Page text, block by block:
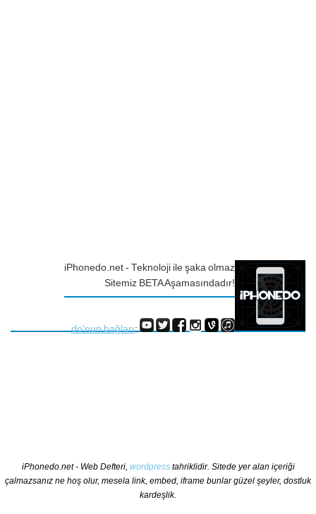
iPhonedo.net - Teknoloji ile şaka olmaz
Sitemiz BETA Aşamasındadır!
do'nun bağları:
iPhonedo.net - Web Defteri, wordpresstahriklidir. Sitede yer alan içeriği
çalmazsanız ne hoş olur, mesela link, embed, iframe bunlar güzel şeyler, dostluk
kardeşlik.